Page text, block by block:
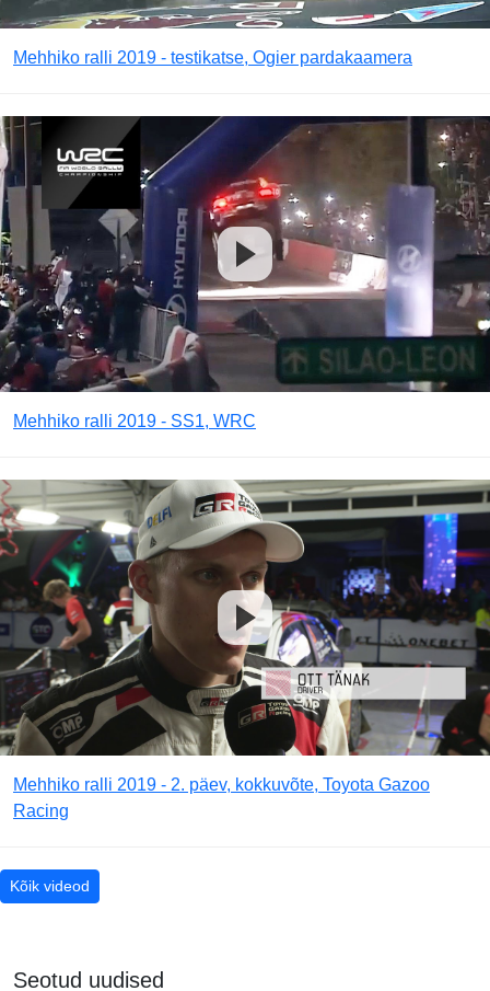
Mehhiko ralli 2019 - testikatse, Ogier pardakaamera
Mehhiko ralli 2019 - SS1, WRC
Mehhiko ralli 2019 - 2. päev, kokkuvõte, Toyota Gazoo
Racing
Kõik videod
Seotud uudised